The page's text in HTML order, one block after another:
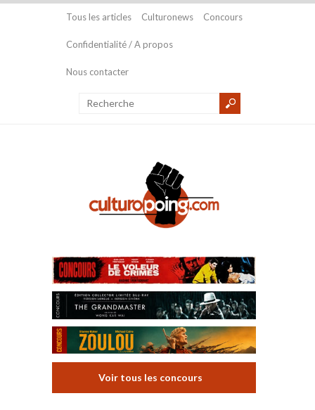
Tous les articles Culturonews Concours
Confidentialité / A propos
Nous contacter
Voir tous les concours